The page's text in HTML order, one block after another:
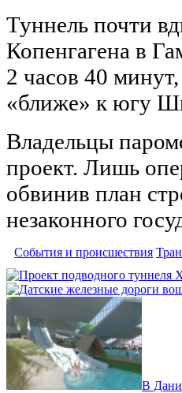
Туннель почти
Копенгагена в
2 часов 40
«ближе» к югу
Владельцы
проект. Лишь
обвинив план
незаконного
События и происшествия
В